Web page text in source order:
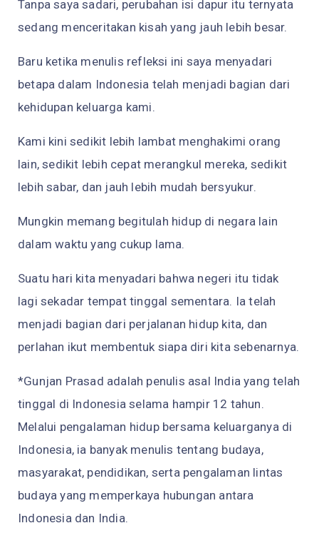
Tanpa saya sadari, perubahan isi dapur itu ternyata
sedang menceritakan kisah yang jauh lebih besar.
Baru ketika menulis refleksi ini saya menyadari
betapa dalam Indonesia telah menjadi bagian dari
kehidupan keluarga kami.
Kami kini sedikit lebih lambat menghakimi orang
lain, sedikit lebih cepat merangkul mereka, sedikit
lebih sabar, dan jauh lebih mudah bersyukur.
Mungkin memang begitulah hidup di negara lain
dalam waktu yang cukup lama.
Suatu hari kita menyadari bahwa negeri itu tidak
lagi sekadar tempat tinggal sementara. Ia telah
menjadi bagian dari perjalanan hidup kita, dan
perlahan ikut membentuk siapa diri kita sebenarnya.
*Gunjan Prasad adalah penulis asal India yang telah
tinggal di Indonesia selama hampir 12 tahun.
Melalui pengalaman hidup bersama keluarganya di
Indonesia, ia banyak menulis tentang budaya,
masyarakat, pendidikan, serta pengalaman lintas
budaya yang memperkaya hubungan antara
Indonesia dan India.